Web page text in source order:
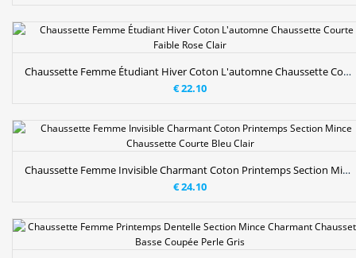
Chaussette Femme Étudiant Hiver Coton L'automne Chaussette Courte Faible Rose Clair
€ 22.10
Chaussette Femme Invisible Charmant Coton Printemps Section Mince Chaussette Courte Bleu Clair
€ 24.10